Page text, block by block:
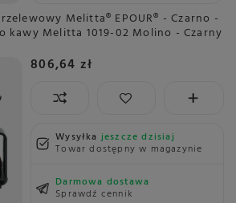
Melitta® EPOUR® - Czarno -
kawy Melitta 1019-02 Molino - Czarny
806,64 zł
Wysyłkajeszcze dzisiaj
Towar dostępny w magazynie
Darmowa dostawa
Sprawdź cennik